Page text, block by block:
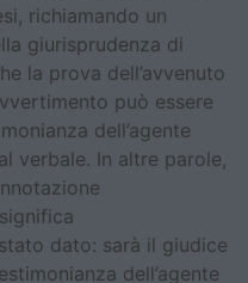
richiamando un
giurisprudenza di
la prova dell’avvenuto
può essere
dell’agente
verbale. In altre parole,
dato: sarà il giudice
dell’agente